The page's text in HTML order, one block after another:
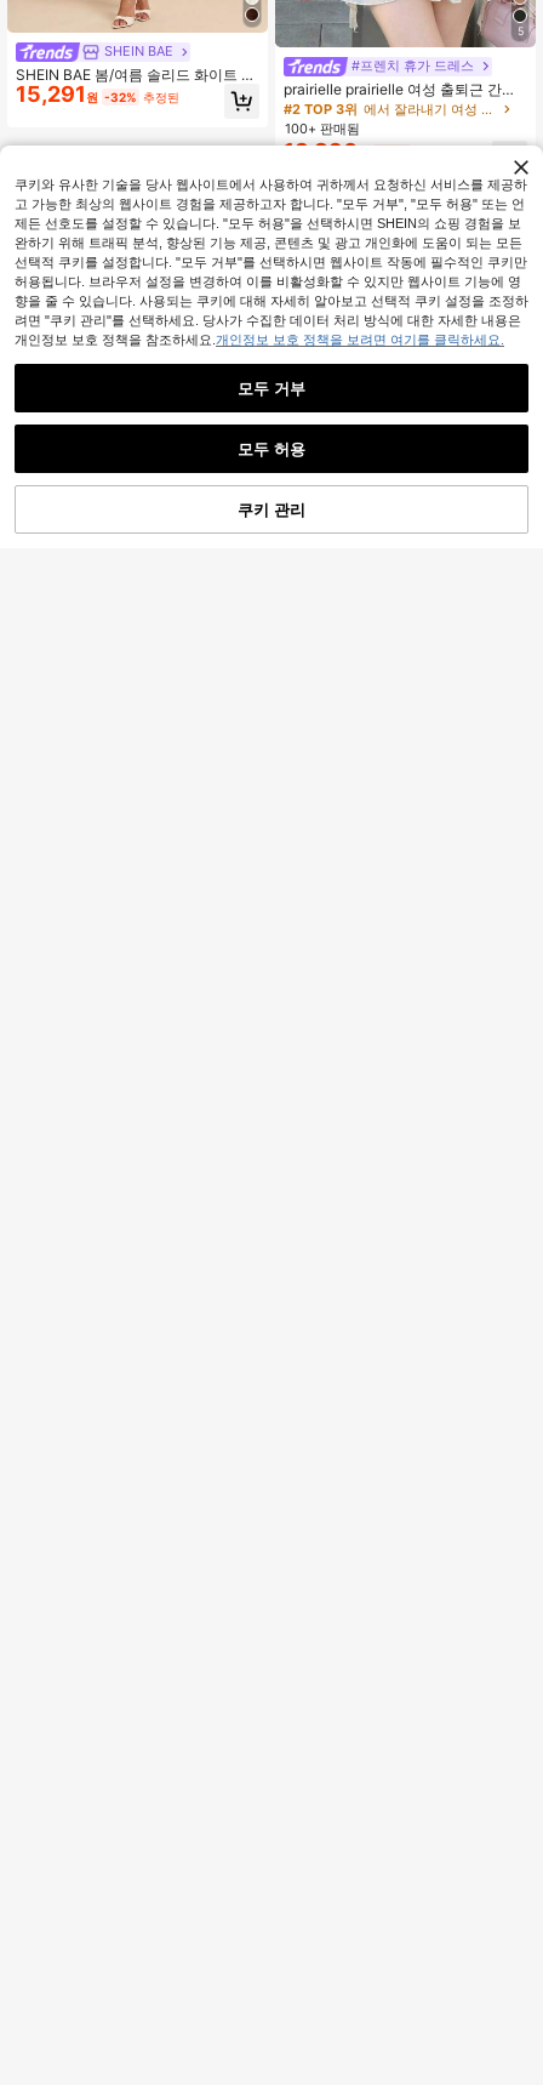
SHEIN BAE
SHEIN BAE 봄/여름 솔리드 화이트 스
탠드 칼라 민소매 러쉬드 가슴 주름 허
리 멀티레이어 비대칭 러플 케이크 드
정 스타일
15,291 원 -32% 추정된
5
#프렌치 휴가 드레스
prairielle prairielle 여성 출퇴근 간단
한 드레스
#2 TOP 3위
에서 잘라내기 여성 드레스
100+ 판매됨
13,890
57% 할인!
쿠키와 유사한 기술을 당사 웹사이트에서 사용하여 귀하께서 요청하신 서비스를 제공하
고 가능한 최상의 웹사이트 경험을 제공하고자 합니다. "모두 거부", "모두 허용" 또는 언
제든 선호도를 설정할 수 있습니다. "모두 허용"을 선택하시면 SHEIN의 쇼핑 경험을 보
완하기 위해 트래픽 분석, 향상된 기능 제공, 콘텐츠 및 광고 개인화에 도움이 되는 모든
선택적 쿠키를 설정합니다. "모두 거부"를 선택하시면 웹사이트 작동에 필수적인 쿠키만
허용됩니다. 브라우저 설정을 변경하여 이를 비활성화할 수 있지만 웹사이트 기능에 영
향을 줄 수 있습니다. 사용되는 쿠키에 대해 자세히 알아보고 선택적 쿠키 설정을 조정하
려면 "쿠키 관리"를 선택하세요. 당사가 수집한 데이터 처리 방식에 대한 자세한 내용은
개인정보 보호 정책을 참조하세요. 개인정보 보호 정책을 보려면 여기를 클릭하세요.
모두 거부
모두 허용
쿠키 관리